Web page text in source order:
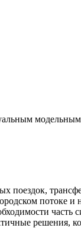
поездок,
потоке
решения,